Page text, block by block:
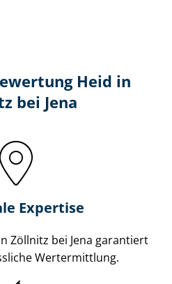
Heid in
bei Jena
Expertise
Zöllnitz bei Jena garantiert
Wertermittlung.